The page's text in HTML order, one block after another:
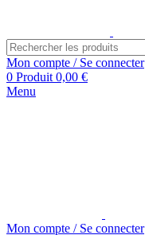
Mon compte / Se connecter
0 Produit 0,00 €
Menu
Mon compte / Se connecter